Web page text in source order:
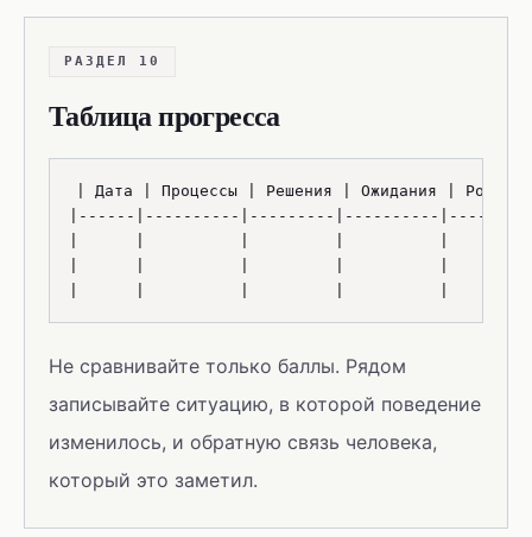
РАЗДЕЛ 10
Таблица прогресса
| Дата | Процессы | Решения | Ожидания | Роль |
|------|----------|---------|----------|------
Не сравнивайте только баллы. Рядом
записывайте ситуацию, в которой поведение
изменилось, и обратную связь человека,
который это заметил.